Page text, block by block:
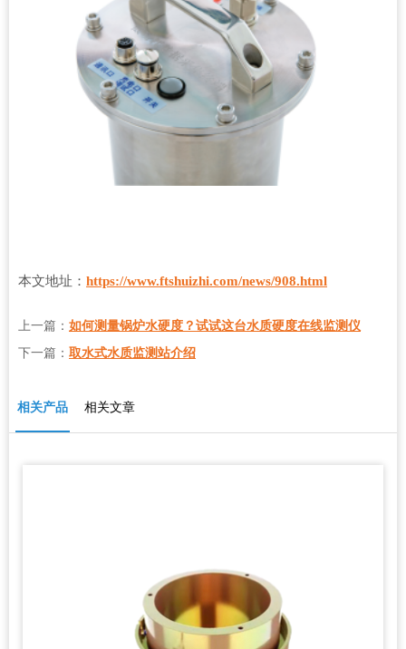
本文地址： https://www.ftshuizhi.com/news/908.html
上一篇： 如何测量锅炉水硬度？试试这台水质硬度在线监测仪
下一篇： 取水式水质监测站介绍
相关产品 相关文章